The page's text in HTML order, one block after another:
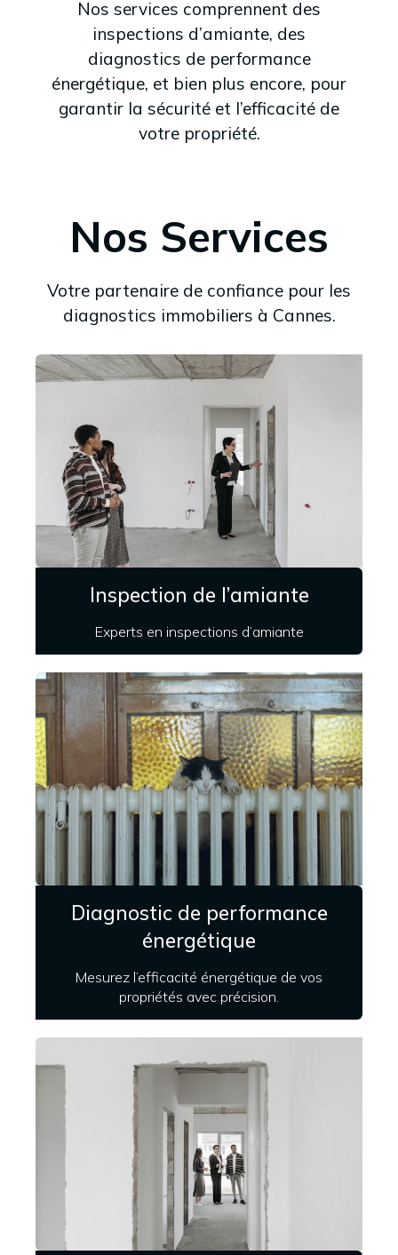
Nos services comprennent des
inspections d’amiante, des
diagnostics de performance
énergétique, et bien plus encore, pour
garantir la sécurité et l’efficacité de
votre propriété.
Nos Services
Votre partenaire de confiance pour les
diagnostics immobiliers à Cannes.
Inspection de l’amiante
Experts en inspections d’amiante
Diagnostic de performance
énergétique
Mesurez l’efficacité énergétique de vos
propriétés avec précision.